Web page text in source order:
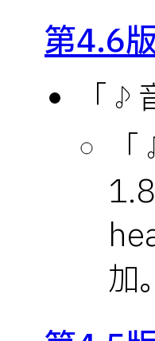
第4.6
「
加。